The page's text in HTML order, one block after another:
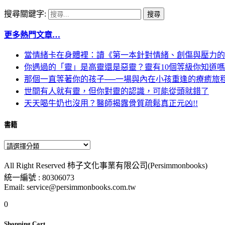
搜尋關鍵字:
更多熱門文章…
當情緒卡在身體裡：讀《第一本針對情緒、創傷與壓力的
你遇過的「靈」是高靈還是惡靈？靈有10個等級你知道嗎
那個一直等著你的孩子──一場與內在小孩重逢的療癒旅
世間有人就有靈，但你對靈的認識，可能從頭就錯了
天天喝牛奶也沒用？醫師揭露骨質疏鬆真正元凶!!
書籍
All Right Reserved 柿子文化事業有限公司(Persimmonbooks)
統一編號 : 80306073
Email: service@persimmonbooks.com.tw
0